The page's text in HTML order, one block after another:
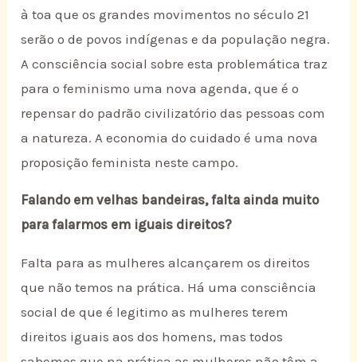
à toa que os grandes movimentos no século 21
serão o de povos indígenas e da população negra.
A consciência social sobre esta problemática traz
para o feminismo uma nova agenda, que é o
repensar do padrão civilizatório das pessoas com
a natureza. A economia do cuidado é uma nova
proposição feminista neste campo.
Falando em velhas bandeiras, falta ainda muito
para falarmos em iguais direitos?
Falta para as mulheres alcançarem os direitos
que não temos na prática. Há uma consciência
social de que é legitimo as mulheres terem
direitos iguais aos dos homens, mas todos